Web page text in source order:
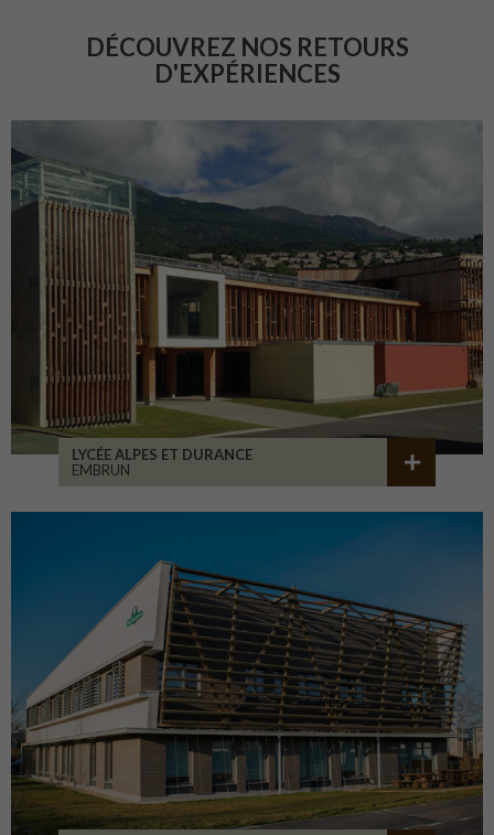
DÉCOUVREZ NOS RETOURS
D'EXPÉRIENCES
LYCÉE ALPES ET DURANCE
EMBRUN